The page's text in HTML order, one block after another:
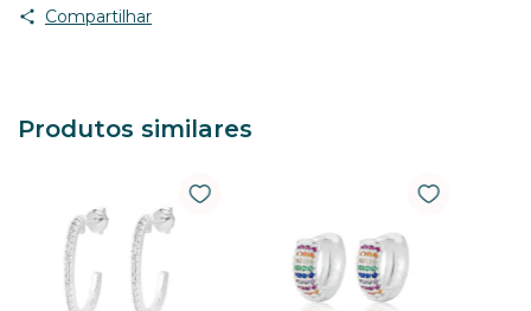
Compartilhar
Produtos similares